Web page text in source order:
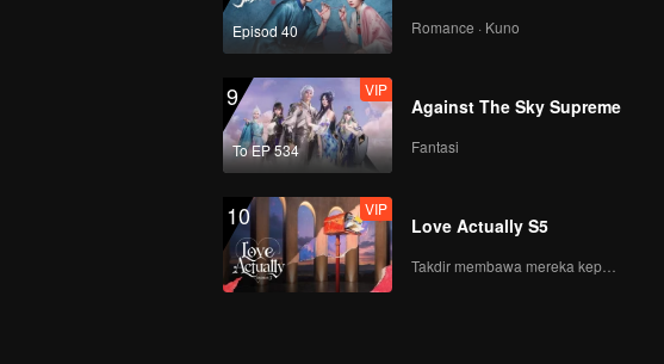
Episod 40 Romance · Kuno
9
To EP 534
VIP
Against The Sky Supreme
Fantasi
10 VIP
Love Actually S5
Takdir membawa mereka kepada cinta yang tulus!